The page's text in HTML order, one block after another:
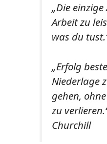
„Die
Arbeit zu
was du
„Erfolg
Niederlage
gehen,
zu
Churchill